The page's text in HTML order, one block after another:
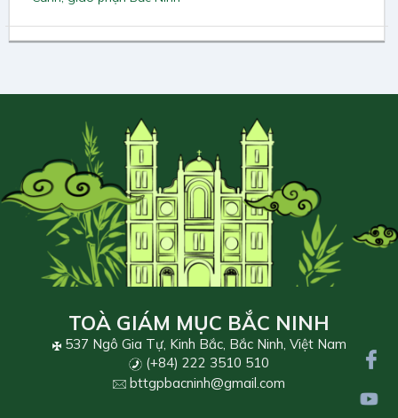
TOÀ GIÁM MỤC BẮC NINH
537 Ngô Gia Tự, Kinh Bắc, Bắc Ninh, Việt Nam
(+84) 222 3510 510
bttgpbacninh@gmail.com